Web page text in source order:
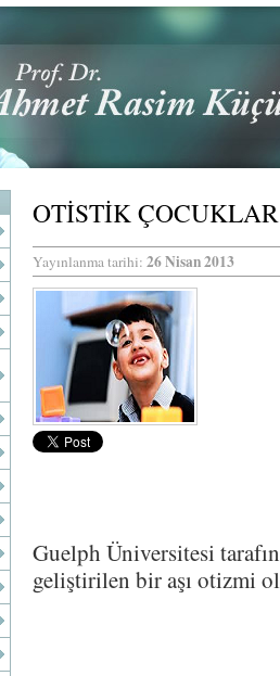
OTİSTİK
Yayınlanma tarihi: 26 Nisan 2013
Guelph Üniversitesi
geliştirilen bir aşı otizmi